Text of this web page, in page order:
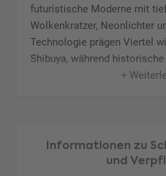
futuristische Moderne mit
Wolkenkratzer, Neonlichter
Technologie prägen Viertel
Shibuya, während
Asakusa einen Blick in die
öffentlichen
Informationen zu
und